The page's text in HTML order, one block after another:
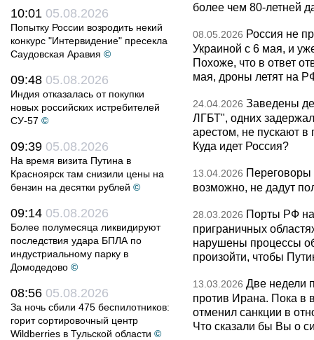
10:01 05.08.2026
Попытку России возродить некий
конкурс "Интервидение" пресекла
Саудовская Аравия ©
09:48 05.08.2026
Индия отказалась от покупки
новых российских истребителей
СУ-57 ©
09:39 05.08.2026
На время визита Путина в
Красноярск там снизили цены на
бензин на десятки рублей ©
09:14 05.08.2026
Более полумесяца ликвидируют
последствия удара БПЛА по
индустриальному парку в
Домодедово ©
08:56 05.08.2026
За ночь сбили 475 беспилотников:
горит сортировочный центр
Wildberries в Тульской области ©
более чем 80-летней
08.05.2026 Россия не
Украиной с 6 мая, и
Похоже, что в ответ
мая, дроны летят на
24.04.2026 Заведены
ЛГБТ", одних
арестом, не пускают
Куда идет Россия?
13.04.2026
возможно, не дадут
28.03.2026 Порты РФ
приграничных
нарушены процессы
произойти, чтобы
13.03.2026 Две недели
против Ирана. Пока в
отменил санкции в
Что сказали бы Вы о